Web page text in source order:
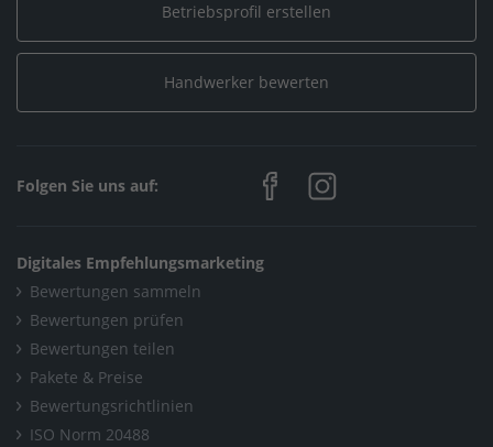
Betriebsprofil erstellen
Handwerker bewerten
Folgen Sie uns auf:
Digitales Empfehlungsmarketing
Bewertungen sammeln
Bewertungen prüfen
Bewertungen teilen
Pakete & Preise
Bewertungsrichtlinien
ISO Norm 20488